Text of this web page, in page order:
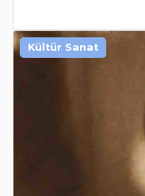
Kültür Sanat